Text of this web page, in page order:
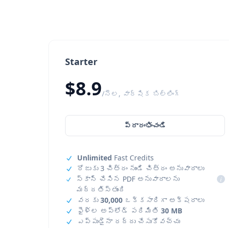
Starter
$8.9/నెల, వార్షిక బిల్లింగ్
ప్రారంభించండి
Unlimited Fast Credits
రోజుకు 3 చిత్రం నుండి చిత్రం అనువాదాలు
స్కాన్ చేసిన PDF అనువాదాలను
మద్దతిస్తుంది
i
వరకు 30,000 ఒక్కసారిగా అక్షరాలు
ఫైళ్ల అప్‌లోడ్ పరిమితి 30 MB
ఎప్పుడైనా రద్దు చేసుకోవచ్చు